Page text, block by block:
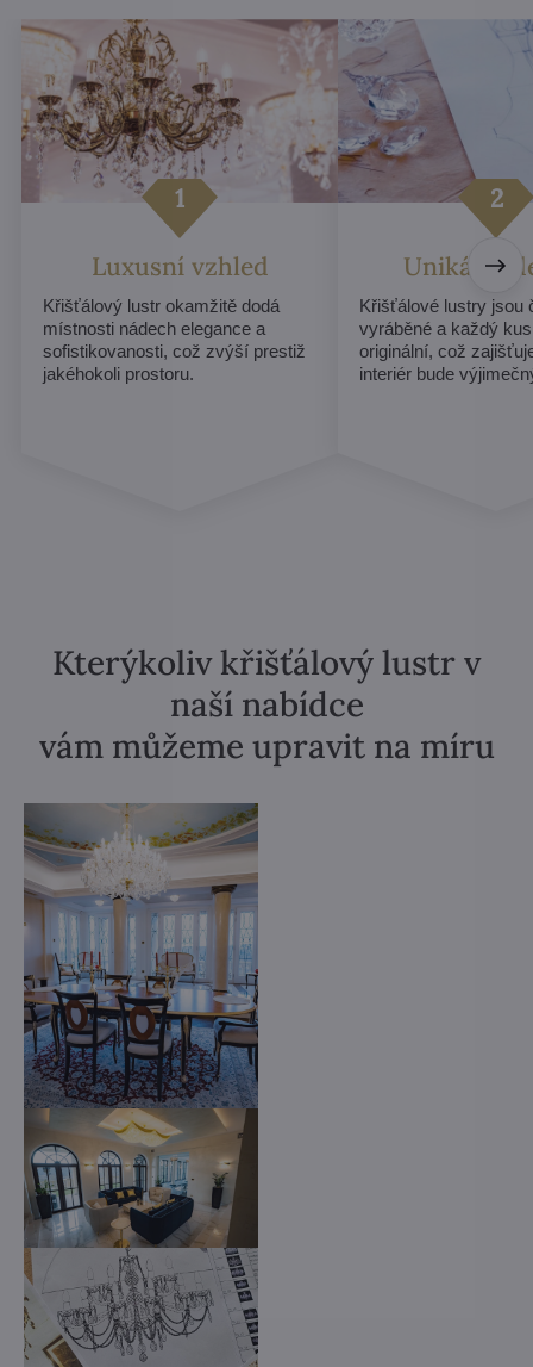
Luxusní vzhled
Křišťálový lustr okamžitě dodá
místnosti nádech elegance a
sofistikovanosti, což zvýší prestiž
jakéhokoli prostoru.
Unikátní
Křišťálové lustry jsou
vyráběné a každý
originální, což
interiér bude
Kterýkoliv křišťálový lustr v
naší nabídce
vám můžeme upravit na míru